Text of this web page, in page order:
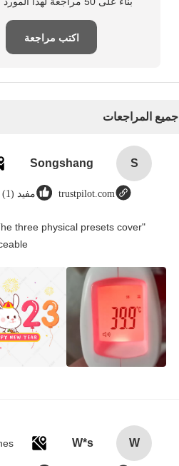
اكتب مراجعة
جميع المراجعات
S
Songshang
trustpilot.com مفيد (1)
three physical presets cover
W
W*s